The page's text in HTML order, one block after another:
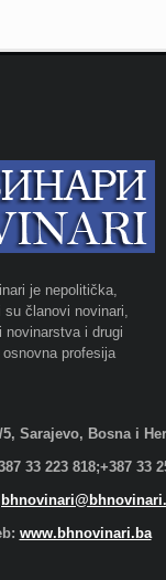
je nepolitička,
su članovi novinari,
novinarstva i drugi
profesija
Sarajevo, Bosna i
33 223 818;+387 33
www.bhnovinari.ba